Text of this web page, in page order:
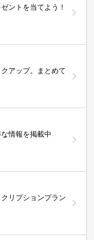
ントを当てよう！
アップ。まとめて
情報を掲載中
リプションプラン